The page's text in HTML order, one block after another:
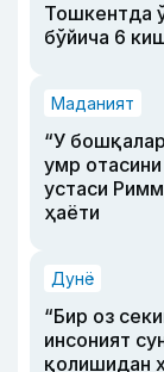
Тошкентда
бўйича 6
Маданият
“У
умр
устаси
ҳаёти
Дунё
“Бир оз
инсоният
қолишидан